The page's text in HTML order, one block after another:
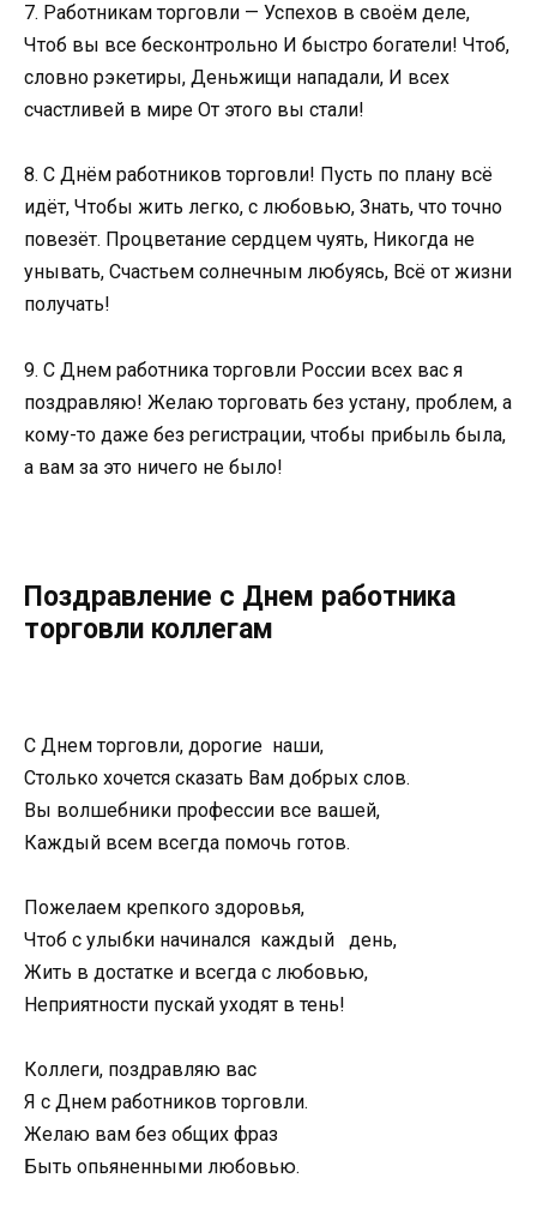
7. Работникам торговли — Успехов в своём деле,
Чтоб вы все бесконтрольно И быстро богатели! Чтоб,
словно рэкетиры, Деньжищи нападали, И всех
счастливей в мире От этого вы стали!
8. С Днём работников торговли! Пусть по плану всё
идёт, Чтобы жить легко, с любовью, Знать, что точно
повезёт. Процветание сердцем чуять, Никогда не
унывать, Счастьем солнечным любуясь, Всё от жизни
получать!
9. С Днем работника торговли России всех вас я
поздравляю! Желаю торговать без устану, проблем, а
кому-то даже без регистрации, чтобы прибыль была,
а вам за это ничего не было!
Поздравление с Днем работника
торговли коллегам
С Днем торговли, дорогие наши,
Столько хочется сказать Вам добрых слов.
Вы волшебники профессии все вашей,
Каждый всем всегда помочь готов.
Пожелаем крепкого здоровья,
Чтоб с улыбки начинался каждый день,
Жить в достатке и всегда с любовью,
Неприятности пускай уходят в тень!
Коллеги, поздравляю вас
Я с Днем работников торговли.
Желаю вам без общих фраз
Быть опьяненными любовью.